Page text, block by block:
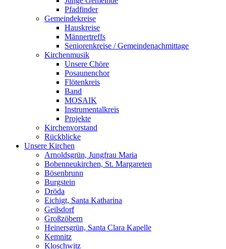
Pfadfinder
Gemeindekreise
Hauskreise
Männertreffs
Seniorenkreise / Gemeindenachmittage
Kirchenmusik
Unsere Chöre
Posaunenchor
Flötenkreis
Band
MOSAIK
Instrumentalkreis
Projekte
Kirchenvorstand
Rückblicke
Unsere Kirchen
Arnoldsgrün, Jungfrau Maria
Bobenneukirchen, St. Margareten
Bösenbrunn
Burgstein
Dröda
Eichigt, Santa Katharina
Geilsdorf
Großzöbern
Heinersgrün, Santa Clara Kapelle
Kemnitz
Kloschwitz